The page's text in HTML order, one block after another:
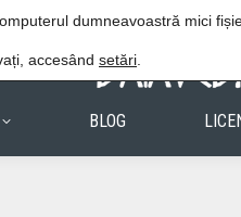
Procedura de
BLOG
dumneavoastră mici
accesând setări